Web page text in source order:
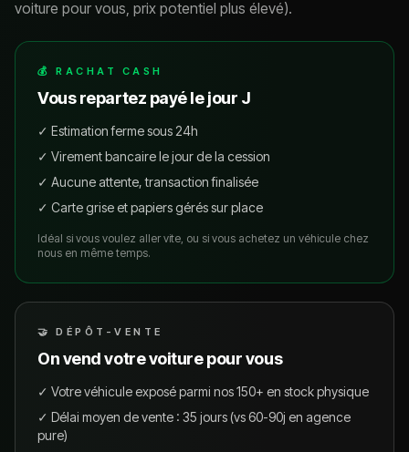
voiture pour vous, prix potentiel plus élevé).
💰 RACHAT CASH
Vous repartez payé le jour J
✓ Estimation ferme sous 24h
✓ Virement bancaire le jour de la cession
✓ Aucune attente, transaction finalisée
✓ Carte grise et papiers gérés sur place
Idéal si vous voulez aller vite, ou si vous achetez un véhicule chez
nous en même temps.
🤝 DÉPÔT-VENTE
On vend votre voiture pour vous
✓ Votre véhicule exposé parmi nos 150+ en stock physique
✓ Délai moyen de vente : 35 jours (vs 60-90j en agence
pure)